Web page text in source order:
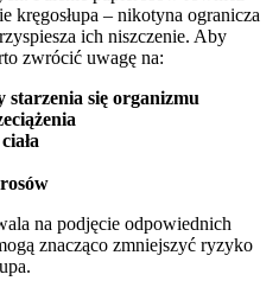
kręgosłupa – nikotyna ogranicza
ich niszczenie. Aby
zwrócić uwagę na:
starzenia się organizmu
na podjęcie odpowiednich
znacząco zmniejszyć ryzyko